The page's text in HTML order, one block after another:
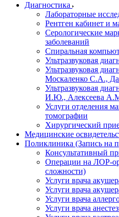
Диагностика
Лабораторные
Рентген кабинет и
Серологические
заболеваний
Спиральная
Ультразвуковая
Ультразвуковая
Москаленко С.А.,
Ультразвуковая
И.Ю., Алексеева
Услуги отделения
томографии
Хирургический
Медицинские
Поликлиника (Запись на
Консультативный
Операции на ЛОР-
сложности)
Услуги врача
Услуги врача
Услуги врача
Услуги врача